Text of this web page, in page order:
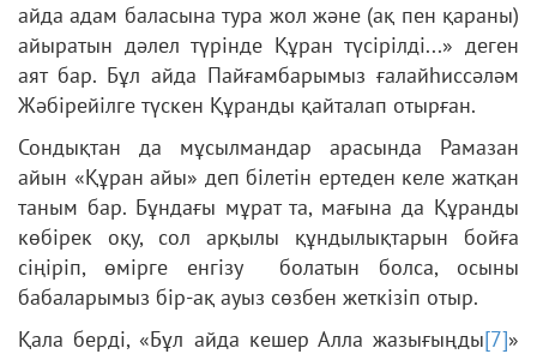
айда адам баласына тура жол және (ақ пен қараны)
айыратын дәлел түрінде Құран түсірілді...» деген
аят бар. Бұл айда Пайғамбарымыз ғалайһиссәләм
Жәбірейілге түскен Құранды қайталап отырған.
Сондықтан да мұсылмандар арасында Рамазан
айын «Құран айы» деп білетін ертеден келе жатқан
таным бар. Бұндағы мұрат та, мағына да Құранды
көбірек оқу, сол арқылы құндылықтарын бойға
сіңіріп, өмірге енгізу болатын болса, осыны
бабаларымыз бір-ақ ауыз сөзбен жеткізіп отыр.
Қала берді, «Бұл айда кешер Алла жазығыңды[7]»